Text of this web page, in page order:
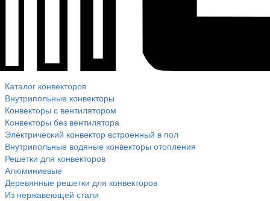
Каталог конвекторов
Внутрипольные конвекторы
Конвекторы с вентилятором
Конвекторы без вентилятора
Электрический конвектор вcтроенный в пол
Внутрипольные водяные конвекторы отопления
Решетки для конвекторов
Алюминиевые
Деревянные решетки для конвекторов
Из нержавеющей стали